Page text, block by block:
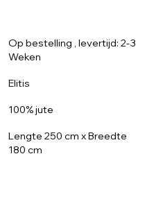
Op bestelling , levertijd: 2-3
Weken
Elitis
100% jute
Lengte 250 cm x Breedte
180 cm